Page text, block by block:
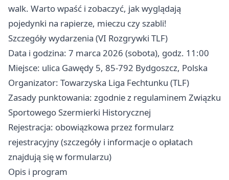
walk. Warto wpaść i zobaczyć, jak wyglądają
pojedynki na rapierze, mieczu czy szabli!
Szczegóły wydarzenia (VI Rozgrywki TLF)
Data i godzina: 7 marca 2026 (sobota), godz. 11:00
Miejsce: ulica Gawędy 5, 85-792 Bydgoszcz, Polska
Organizator: Towarzyska Liga Fechtunku (TLF)
Zasady punktowania: zgodnie z regulaminem Związku
Sportowego Szermierki Historycznej
Rejestracja: obowiązkowa przez formularz
rejestracyjny (szczegóły i informacje o opłatach
znajdują się w formularzu)
Opis i program